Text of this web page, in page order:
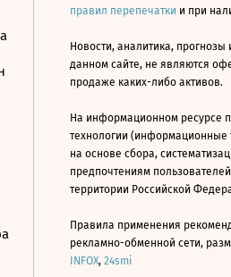
правил перепечатки и при
Новости, аналитика,
данном сайте, не являются
продаже каких-либо активов.
На информационном ресурсе
технологии (информационные
на основе сбора,
предпочтениям
территории Российской
Правила применения
рекламно-обменной сети,
INFOX, 24smi